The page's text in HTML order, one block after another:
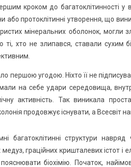
кроком до багатоклітинності у
або протоклітинні утворення, що
мінеральних оболонок,
ті, хто не злипався, ставали
першою угодою. Ніхто її не
на себе удари середовища,
активність. Так виникала
продовжує існувати, а Всесвіт
багатоклітинні структури
медуз, граційних кришталевих істот
біохімію. Початок,